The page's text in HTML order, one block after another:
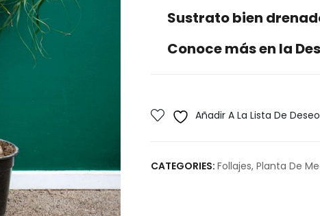
Sustrato bien
Conoce más en la
Añadir A La Lista De
CATEGORIES: Follajes, Planta De